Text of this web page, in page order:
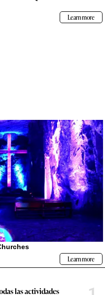
las actividades